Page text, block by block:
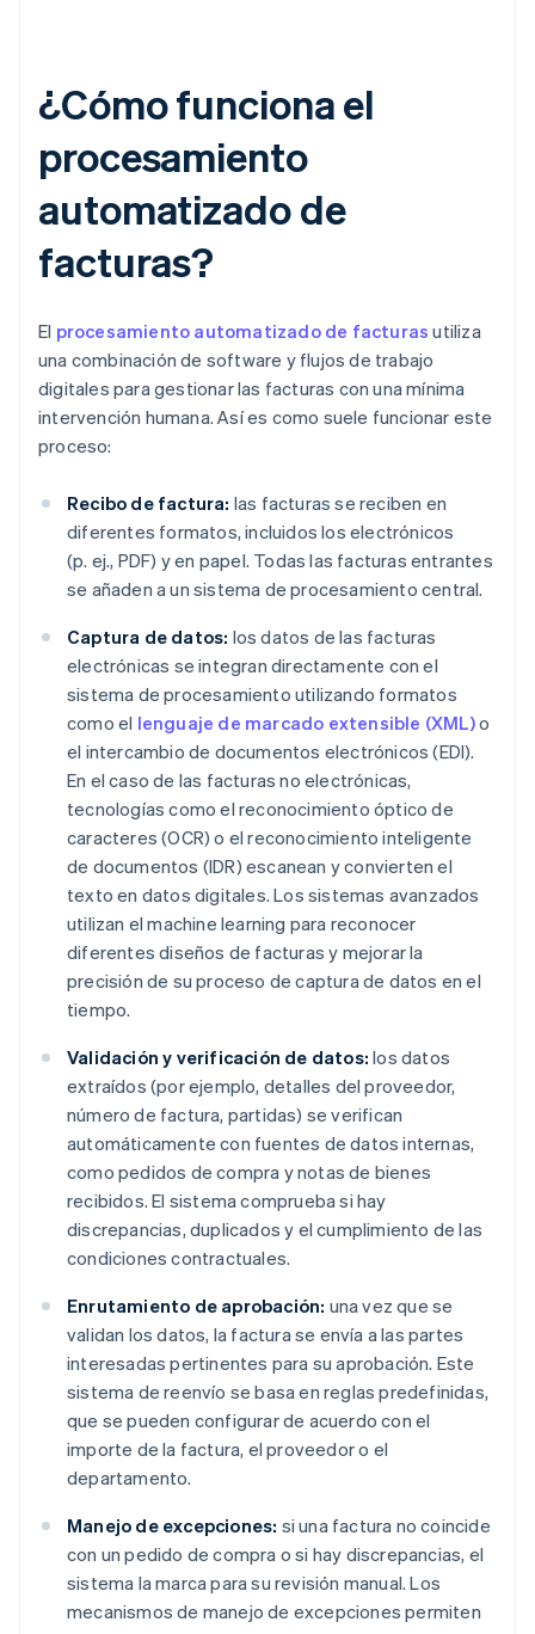
¿Cómo funciona el
procesamiento
automatizado de
facturas?
El procesamiento automatizado de facturas utiliza
una combinación de software y flujos de trabajo
digitales para gestionar las facturas con una mínima
intervención humana. Así es como suele funcionar este
proceso:
Recibo de factura: las facturas se reciben en
diferentes formatos, incluidos los electrónicos
(p. ej., PDF) y en papel. Todas las facturas entrantes
se añaden a un sistema de procesamiento central.
Captura de datos: los datos de las facturas
electrónicas se integran directamente con el
sistema de procesamiento utilizando formatos
como el lenguaje de marcado extensible (XML)o
el intercambio de documentos electrónicos (EDI).
En el caso de las facturas no electrónicas,
tecnologías como el reconocimiento óptico de
caracteres (OCR) o el reconocimiento inteligente
de documentos (IDR) escanean y convierten el
texto en datos digitales. Los sistemas avanzados
utilizan el machine learning para reconocer
diferentes diseños de facturas y mejorar la
precisión de su proceso de captura de datos en el
tiempo.
Validación y verificación de datos: los datos
extraídos (por ejemplo, detalles del proveedor,
número de factura, partidas) se verifican
automáticamente con fuentes de datos internas,
como pedidos de compra y notas de bienes
recibidos. El sistema comprueba si hay
discrepancias, duplicados y el cumplimiento de las
condiciones contractuales.
Enrutamiento de aprobación: una vez que se
validan los datos, la factura se envía a las partes
interesadas pertinentes para su aprobación. Este
sistema de reenvío se basa en reglas predefinidas,
que se pueden configurar de acuerdo con el
importe de la factura, el proveedor o el
departamento.
Manejo de excepciones: si una factura no coincide
con un pedido de compra o si hay discrepancias, el
sistema la marca para su revisión manual. Los
mecanismos de manejo de excepciones permiten